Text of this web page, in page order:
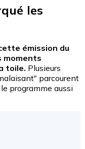
les
émission du
moments
toile. Plusieurs
parcourent
programme aussi